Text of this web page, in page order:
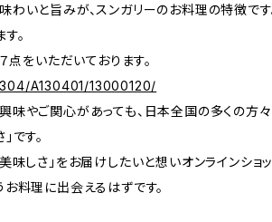
いと旨みが、スンガリーのお料理の特徴です
。
点をいただいております。
A130401/13000120/
味やご関心があっても、日本全国の多くの方
です。
味しさ」をお届けしたいと想いオンラインショ
料理に出会えるはずです。